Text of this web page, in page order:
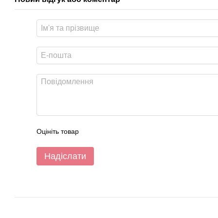
Оцініть товар
Надіслати